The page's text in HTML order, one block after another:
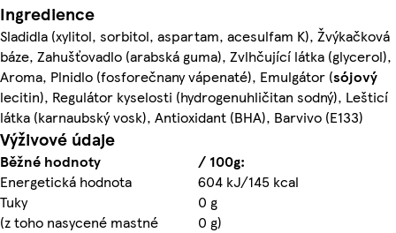
Ingredience
Sladidla (xylitol, sorbitol, aspartam, acesulfam K), Žvýkačková
báze, Zahušťovadlo (arabská guma), Zvlhčující látka (glycerol),
Aroma, Plnidlo (fosforečnany vápenaté), Emulgátor (sójový
lecitin), Regulátor kyselosti (hydrogenuhličitan sodný), Lešticí
látka (karnaubský vosk), Antioxidant (BHA), Barvivo (E133)
Výživové údaje
Běžné hodnoty
/ 100g:
Energetická hodnota
604 kJ/145 kcal
Tuky
0 g
(z toho nasycené mastné
0 g)